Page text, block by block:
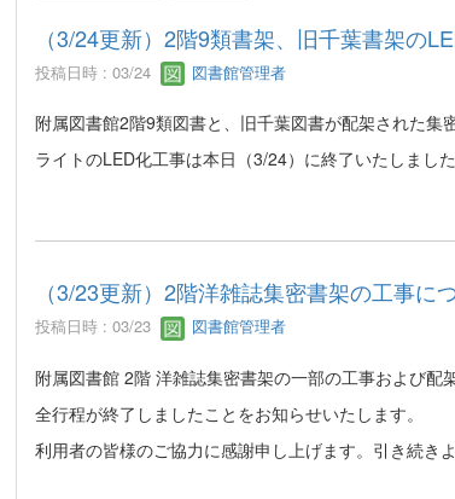
（3/24更新）2階9類書架、旧千葉書架の
投稿日時 : 03/24 図書館管理者
附属図書館2階9類図書と、旧千葉図書が配架された集
ライトのLED化工事は本日（3/24）に終了いたしました
（3/23更新）2階洋雑誌集密書架の工事に
投稿日時 : 03/23 図書館管理者
附属図書館 2階 洋雑誌集密書架の一部の工事および配
全行程が終了しましたことをお知らせいたします。
利用者の皆様のご協力に感謝申し上げます。引き続き